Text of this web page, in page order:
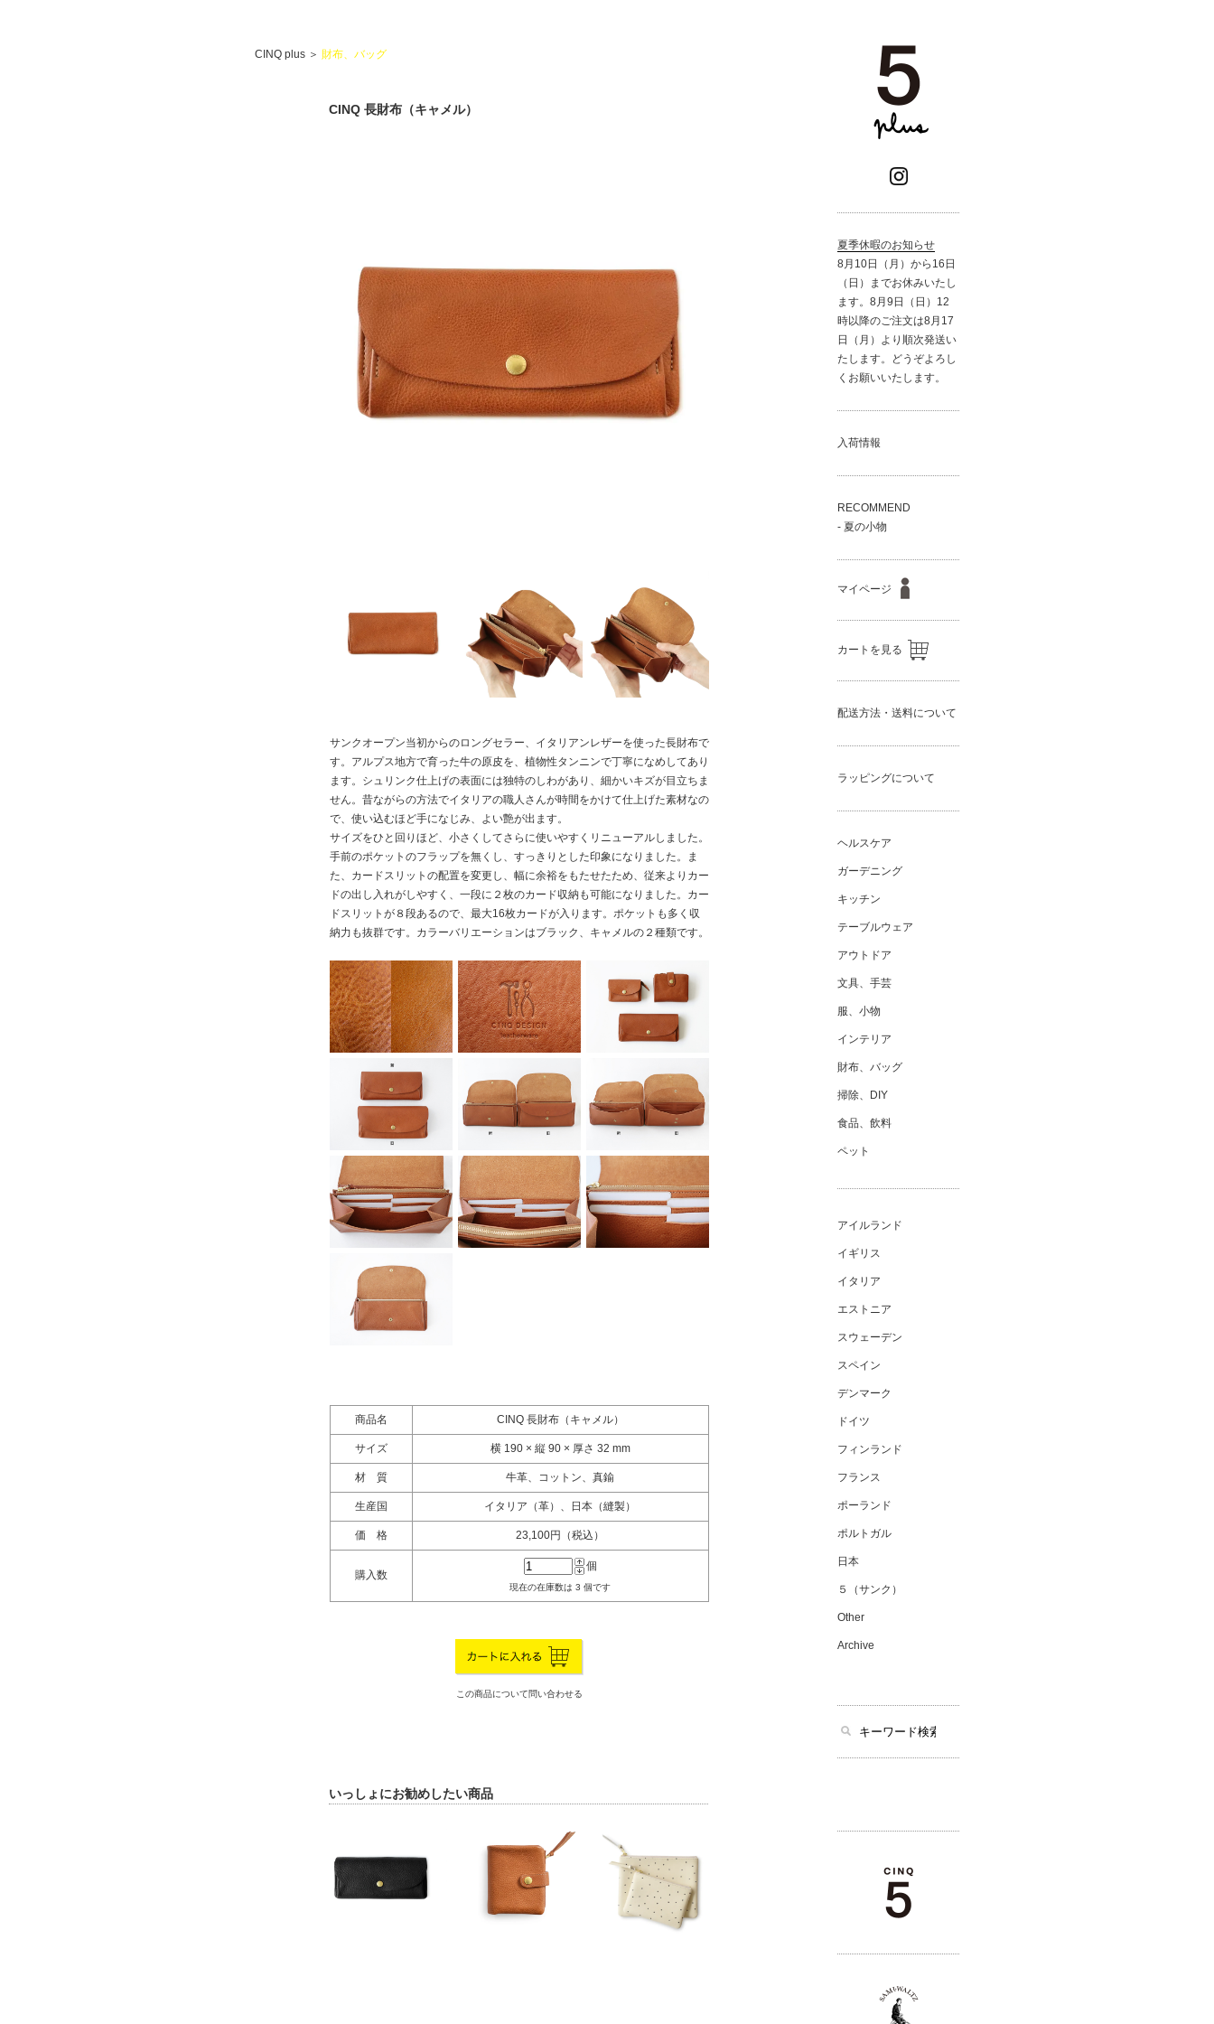
CINQ plus ＞ 財布、バッグ
CINQ 長財布（キャメル）
サンクオープン当初からのロングセラー、イタリアンレザーを使った長財布で
す。アルプス地方で育った牛の原皮を、植物性タンニンで丁寧になめしてあり
ます。シュリンク仕上げの表面には独特のしわがあり、細かいキズが目立ちま
せん。昔ながらの方法でイタリアの職人さんが時間をかけて仕上げた素材なの
で、使い込むほど手になじみ、よい艶が出ます。
サイズをひと回りほど、小さくしてさらに使いやすくリニューアルしました。
手前のポケットのフラップを無くし、すっきりとした印象になりました。ま
た、カードスリットの配置を変更し、幅に余裕をもたせたため、従来よりカー
ドの出し入れがしやすく、一段に２枚のカード収納も可能になりました。カー
ドスリットが８段あるので、最大16枚カードが入ります。ポケットも多く収
納力も抜群です。カラーバリエーションはブラック、キャメルの２種類です。
商品名 CINQ 長財布（キャメル）
サイズ 横 190 × 縦 90 × 厚さ 32 mm
材 質 牛革、コットン、真鍮
生産国 イタリア（革）、日本（縫製）
価 格 23,100円（税込）
購入数
個
現在の在庫数は 3 個です
この商品について問い合わせる
いっしょにお勧めしたい商品
夏季休暇のお知らせ
8月10日（月）から16日
（日）までお休みいたし
ます。8月9日（日）12
時以降のご注文は8月17
日（月）より順次発送い
たします。どうぞよろし
くお願いいたします。
入荷情報
RECOMMEND
- 夏の小物
マイページ
カートを見る
配送方法・送料について
ラッピングについて
ヘルスケア
ガーデニング
キッチン
テーブルウェア
アウトドア
文具、手芸
服、小物
インテリア
財布、バッグ
掃除、DIY
食品、飲料
ペット
アイルランド
イギリス
イタリア
エストニア
スウェーデン
スペイン
デンマーク
ドイツ
フィンランド
フランス
ポーランド
ポルトガル
日本
５（サンク）
Other
Archive